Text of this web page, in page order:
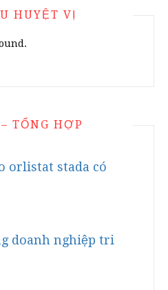
HUYỆT VỊ
TỔNG HỢP
orlistat stada có
doanh nghiệp tri